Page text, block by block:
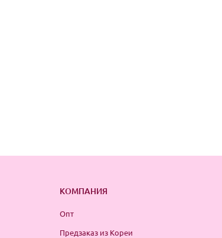
КОМПАНИЯ
Опт
Предзаказ из Кореи